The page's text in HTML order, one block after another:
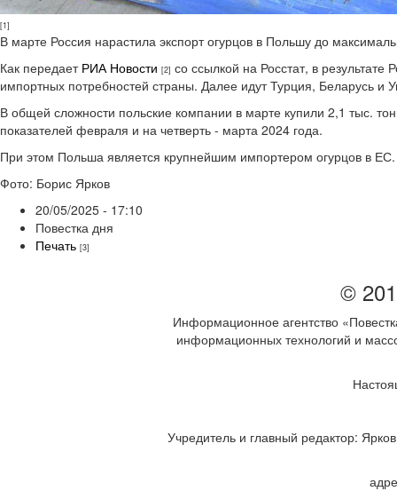
[1]
В марте Россия нарастила экспорт огурцов в Польшу до
Как передает РИА Новости [2] со ссылкой на Росстат, в
импортных потребностей страны. Далее идут Турция, Беларусь и
В общей сложности польские компании в марте купили 2,1 тыс.
показателей февраля и на четверть - марта 2024 года.
При этом Польша является крупнейшим импортером огурцов в ЕС.
Фото: Борис Ярков
20/05/2025 - 17:10
Повестка дня
Печать [3]
©
Информационное агентство
информационных технологий и
Учредитель и главный редактор: